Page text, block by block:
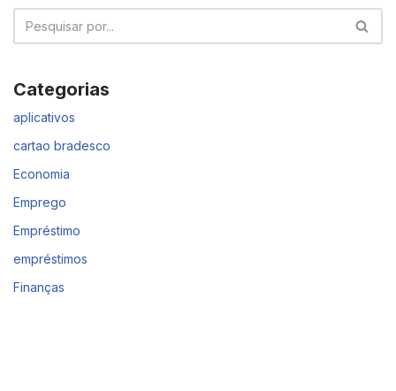
Categorias
aplicativos
cartao bradesco
Economia
Emprego
Empréstimo
empréstimos
Finanças